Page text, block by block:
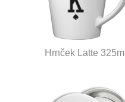
Hrnček Latte 325ml